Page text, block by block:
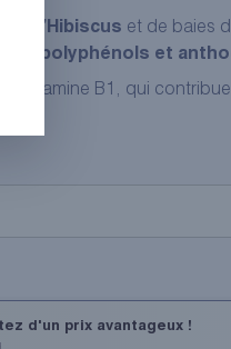
’Hibiscus et de baies d’
polyphénols et
(vitamine B1, qui
d'un prix avantageux !